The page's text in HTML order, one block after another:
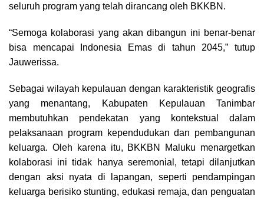
seluruh program yang telah dirancang oleh BKKBN.
“Semoga kolaborasi yang akan dibangun ini benar-benar
bisa mencapai Indonesia Emas di tahun 2045,” tutup
Jauwerissa.
Sebagai wilayah kepulauan dengan karakteristik geografis
yang menantang, Kabupaten Kepulauan Tanimbar
membutuhkan pendekatan yang kontekstual dalam
pelaksanaan program kependudukan dan pembangunan
keluarga. Oleh karena itu, BKKBN Maluku menargetkan
kolaborasi ini tidak hanya seremonial, tetapi dilanjutkan
dengan aksi nyata di lapangan, seperti pendampingan
keluarga berisiko stunting, edukasi remaja, dan penguatan